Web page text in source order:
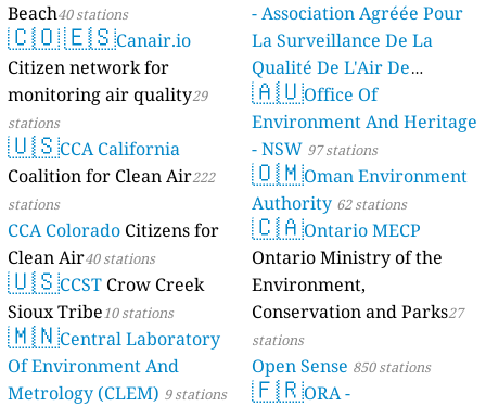
Beach40 stations
🇨🇴🇪🇸Canair.io
Citizen network for
monitoring air quality29
stations
🇺🇸CCA California
Coalition for Clean Air222
stations
CCA Colorado Citizens for
Clean Air40 stations
🇺🇸CCST Crow Creek
Sioux Tribe10 stations
🇲🇳Central Laboratory
Of Environment And
Metrology (CLEM) 9 stations
- Association Agréée Pour
La Surveillance De La
Qualité De L'Air De
Mayotte 4 stations
🇦🇺Office Of
Environment And Heritage
- NSW 97 stations
🇴🇲Oman Environment
Authority 62 stations
🇨🇦Ontario MECP
Ontario Ministry of the
Environment,
Conservation and Parks27
stations
Open Sense 850 stations
🇫🇷ORA -